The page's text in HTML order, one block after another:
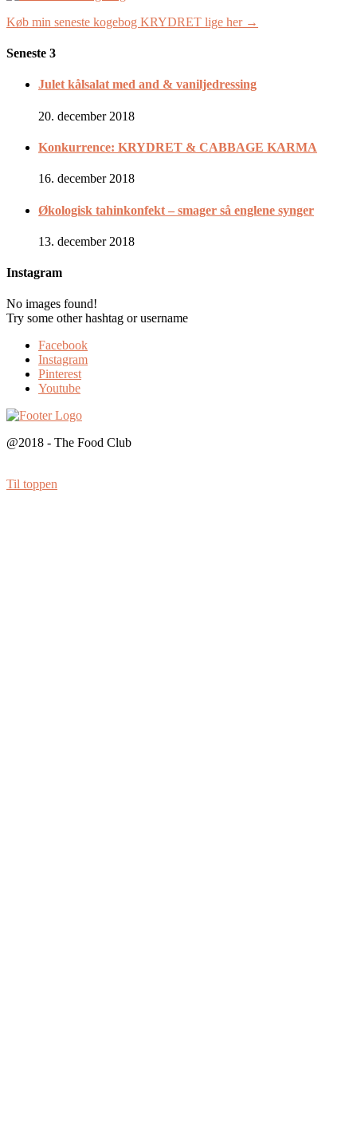
Køb min seneste kogebog KRYDRET lige her →
Seneste 3
Julet kålsalat med and & vaniljedressing
20. december 2018
Konkurrence: KRYDRET & CABBAGE KARMA
16. december 2018
Økologisk tahinkonfekt – smager så englene synger
13. december 2018
Instagram
No images found!
Try some other hashtag or username
Facebook
Instagram
Pinterest
Youtube
@2018 - The Food Club
Til toppen